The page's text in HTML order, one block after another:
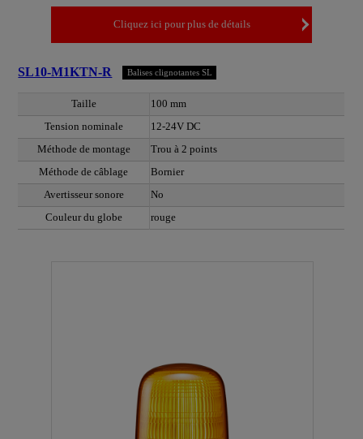
Cliquez ici pour plus de détails
SL10-M1KTN-R Balises clignotantes SL
Taille
100 mm
Tension nominale
12-24V DC
Méthode de montage
Trou à 2 points
Méthode de câblage
Bornier
Avertisseur sonore
No
Couleur du globe
rouge